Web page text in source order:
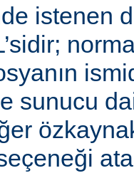
istenen
sunucu